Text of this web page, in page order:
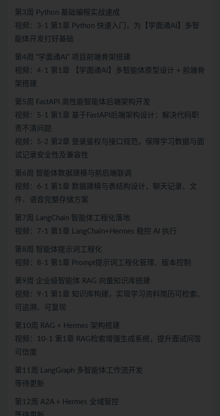
第3周 Python 基础编程实战速成
视频：3-1 第1章 Python 快速入门，为【学面通AI】多智
能体开发打好基础
第4周 “学面通AI” 项目前端骨架搭建
视频：4-1 第1章 【学面通AI】多智能体原型设计 + 前端骨
架搭建
第5周 FastAPI 高性能智能体后端架构开发
视频：5-1 第1章 基于FastAPI后端架构设计：解决代码职
责不清问题
视频：5-2 第2章 登录鉴权与接口规范，保障学习数据与面
试记录安全性及兼容性
第6周 智能体数据建模与前后端联调
视频：6-1 第1章 数据建模与表结构设计，聊天记录、文
件、语音完整存储方案
第7周 LangChain 智能体工程化落地
视频：7-1 第1章 LangChain+Hermes 稳控 AI 执行
第8周 智能体提示词工程化
视频：8-1 第1章 Prompt提示词工程化管理、版本控制
第9周 企业级智能体 RAG 向量知识库搭建
视频：9-1 第1章 知识库构建，实现学习资料简历可检索、
可追溯、可复现
第10周 RAG + Hermes 架构搭建
视频：10-1 第1章 RAG检索增强生成系统，提升面试问答
可信度
第11周 LangGraph 多智能体工作流开发
等待更新
第12周 A2A + Hermes 全域管控